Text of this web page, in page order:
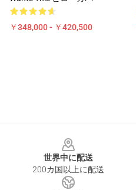
￥348,000 - ￥420,500
世界中に配送
200カ国以上に配送